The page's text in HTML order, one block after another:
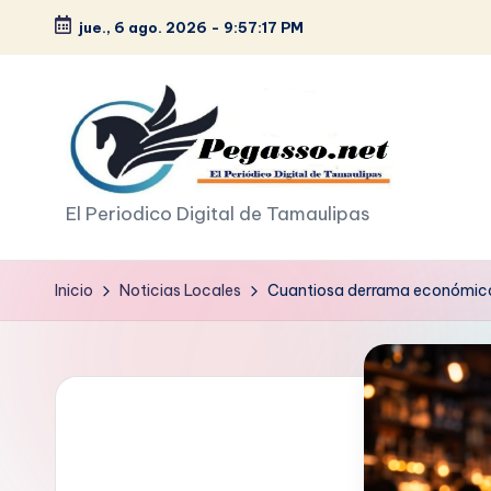
Saltar
contenido
jue., 6 ago. 2026 - 9:57:18 PM
p
e
g
El Periodico Digital de Tamaulipas
Inicio Noticias Locales Cuantiosa derrama